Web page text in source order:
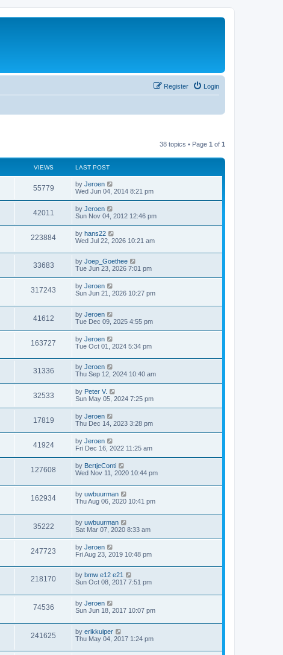
Login
Register
38 topics • Page 1 of 1
VIEWS LAST POST
55779 by Jeroen
Wed Jun 04, 2014 8:21 pm
42011 by Jeroen
Sun Nov 04, 2012 12:46 pm
223884 by hans22
Wed Jul 22, 2026 10:21 am
33683 by Joep_Goethee
Tue Jun 23, 2026 7:01 pm
317243 by Jeroen
Sun Jun 21, 2026 10:27 pm
41612 by Jeroen
Tue Dec 09, 2025 4:55 pm
163727 by Jeroen
Tue Oct 01, 2024 5:34 pm
31336 by Jeroen
Thu Sep 12, 2024 10:40 am
32533 by Peter V.
Sun May 05, 2024 7:25 pm
17819 by Jeroen
Thu Dec 14, 2023 3:28 pm
41924 by Jeroen
Fri Dec 16, 2022 11:25 am
127608 by BertjeConti
Wed Nov 11, 2020 10:44 pm
162934 by uwbuurman
Thu Aug 06, 2020 10:41 pm
35222 by uwbuurman
Sat Mar 07, 2020 8:33 am
247723 by Jeroen
Fri Aug 23, 2019 10:48 pm
218170 by bmw e12 e21
Sun Oct 08, 2017 7:51 pm
74536 by Jeroen
Sun Jun 18, 2017 10:07 pm
241625 by erikkuiper
Thu May 04, 2017 1:24 pm